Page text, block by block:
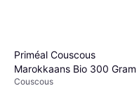
Priméal Couscous
Marokkaans Bio 300 Gram
Couscous